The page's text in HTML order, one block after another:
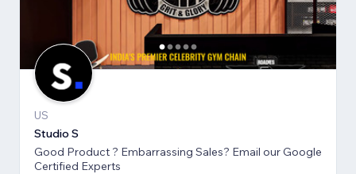
US
Studio S
Good Product ? Embarrassing Sales? Email our Google
Certified Experts